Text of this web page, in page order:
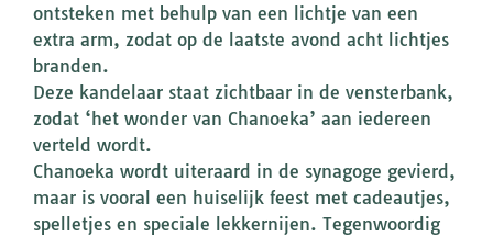
ontsteken met behulp van een lichtje van een
extra arm, zodat op de laatste avond acht lichtjes
branden.
Deze kandelaar staat zichtbaar in de vensterbank,
zodat ‘het wonder van Chanoeka’ aan iedereen
verteld wordt.
Chanoeka wordt uiteraard in de synagoge gevierd,
maar is vooral een huiselijk feest met cadeautjes,
spelletjes en speciale lekkernijen. Tegenwoordig